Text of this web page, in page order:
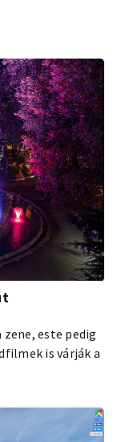
este pedig
is várják a